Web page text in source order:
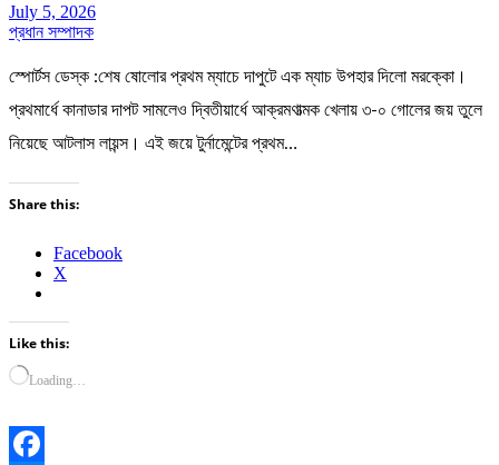
July 5, 2026
প্রধান সম্পাদক
স্পোর্টস ডেস্ক :শেষ ষোলোর প্রথম ম্যাচে দাপুটে এক ম্যাচ উপহার দিলো মরক্কো।
প্রথমার্ধে কানাডার দাপট সামলেও দ্বিতীয়ার্ধে আক্রমণাত্মক খেলায় ৩-০ গোলের জয় তুলে
নিয়েছে আটলাস লায়ন্স। এই জয়ে টুর্নামেন্টের প্রথম…
Share this:
Facebook
X
Like this:
Loading…